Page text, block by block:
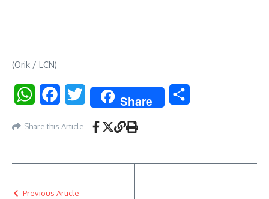
(Orik / LCN)
WhatsAppFacebookTwitter Share
Share this Article
Previous Article